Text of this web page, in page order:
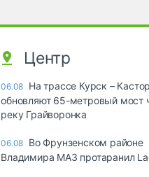
Центр
06.08 На трассе Курск –
обновляют 65-метровый мост
реку Грайворонка
06.08 Во Фрунзенском районе
Владимира МАЗ протаранил